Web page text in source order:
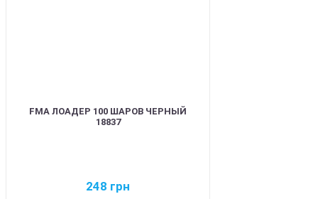
FMA ЛОАДЕР 100 ШАРОВ ЧЕРНЫЙ
18837
248 грн